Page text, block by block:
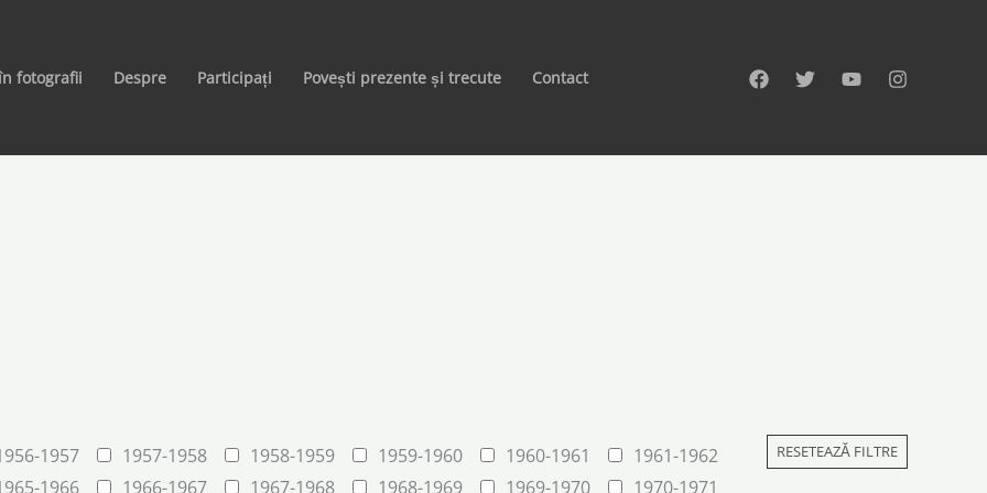
fotografii Despre Participați Povești prezente și trecute Contact
1957 1957-1958 1958-1959 1959-1960 1960-1961
1961-1962
1966 1966-1967 1967-1968 1968-1969 1969-1970
1970-1971
RESETEAZĂ FILTRE